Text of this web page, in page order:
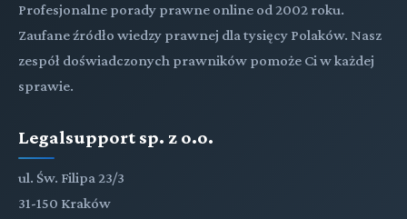
Profesjonalne porady prawne online od 2002 roku.
Zaufane źródło wiedzy prawnej dla tysięcy Polaków. Nasz
zespół doświadczonych prawników pomoże Ci w każdej
sprawie.
Legalsupport sp. z o.o.
ul. Św. Filipa 23/3
31-150 Kraków